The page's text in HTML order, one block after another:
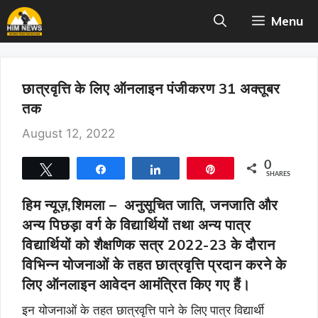
Skip
to
content
Menu
छात्रवृत्ति के लिए ऑनलाइन पंजीकरण 31 अक्तूबर
तक
August 12, 2022
0
SHARES
हिम न्यूज़,शिमला – अनुसूचित जाति, जनजाति और
अन्य पिछड़ा वर्ग के विद्यार्थियों तथा अन्य पात्र
विद्यार्थियों को शैक्षणिक सत्र 2022-23 के दौरान
विभिन्न योजनाओं के तहत छात्रवृत्ति प्रदान करने के
लिए ऑनलाइन आवेदन आमंत्रित किए गए हैं।
इन योजनाओं के तहत छात्रवृत्ति पाने के लिए पात्र विद्यार्थी